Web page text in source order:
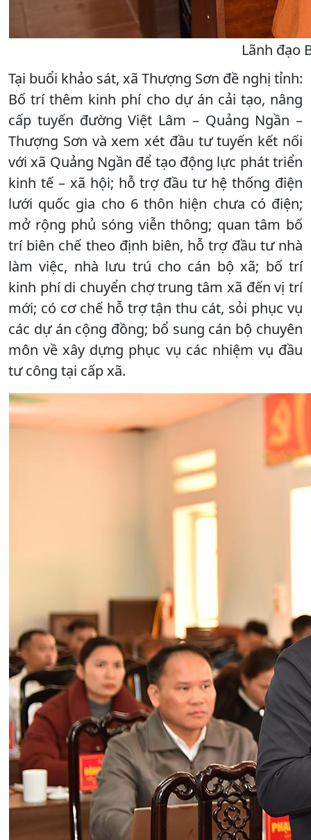
Lãnh đạo
Tại buổi khảo sát, xã Thượng Sơn đề nghị tỉnh:
Bố trí thêm kinh phí cho dự án cải tạo, nâng
cấp tuyến đường Việt Lâm – Quảng Ngần –
Thượng Sơn và xem xét đầu tư tuyến kết nối
với xã Quảng Ngần để tạo động lực phát triển
kinh tế – xã hội; hỗ trợ đầu tư hệ thống điện
lưới quốc gia cho 6 thôn hiện chưa có điện;
mở rộng phủ sóng viễn thông; quan tâm bố
trí biên chế theo định biên, hỗ trợ đầu tư nhà
làm việc, nhà lưu trú cho cán bộ xã; bố trí
kinh phí di chuyển chợ trung tâm xã đến vị trí
mới; có cơ chế hỗ trợ tận thu cát, sỏi phục vụ
các dự án cộng đồng; bổ sung cán bộ chuyên
môn về xây dựng phục vụ các nhiệm vụ đầu
tư công tại cấp xã.